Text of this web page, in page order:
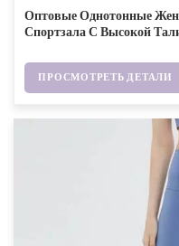
Оптовые Однотонные
Спортзала С Высокой
ПРОСМОТРЕТЬ ДЕТАЛИ